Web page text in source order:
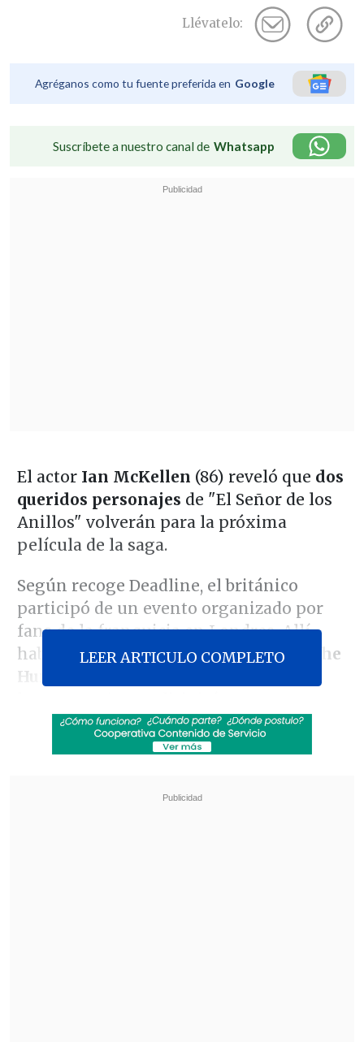
Llévatelo:
Agréganos como tu fuente preferida en Google
Suscríbete a nuestro canal de Whatsapp
El actor Ian McKellen (86) reveló que dos
queridos personajes de "El Señor de los
Anillos" volverán para la próxima
película de la saga.
Según recoge Deadline, el británico
participó de un evento organizado por
fans de la franquicia en Londres. Allí
habló sobre"El Señor de los Anillos: The
Hunt for Gollum"
protagonizará Andy Serkis, y cuyo
estreno está fijado para el
LEER ARTICULO COMPLETO